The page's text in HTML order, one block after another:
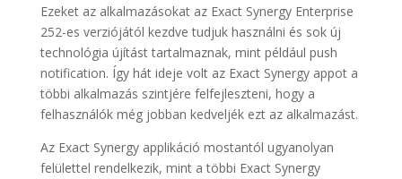
Ezeket az alkalmazásokat az Exact Synergy Enterprise
252-es verziójától kezdve tudjuk használni és sok új
technológia újítást tartalmaznak, mint például push
notification. Így hát ideje volt az Exact Synergy appot a
többi alkalmazás szintjére felfejleszteni, hogy a
felhasználók még jobban kedveljék ezt az alkalmazást.
Az Exact Synergy applikáció mostantól ugyanolyan
felülettel rendelkezik, mint a többi Exact Synergy